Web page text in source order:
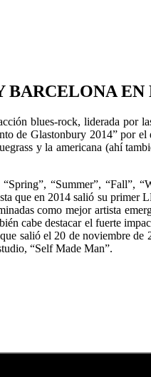
BARCELONA EN
blues-rock, liderada
de Glastonbury 2014” por
y la americana (ahí
“Summer”,
que en 2014 salió su primer
como mejor artista
cabe destacar el fuerte
salió el 20 de noviembre
“Self Made Man”.